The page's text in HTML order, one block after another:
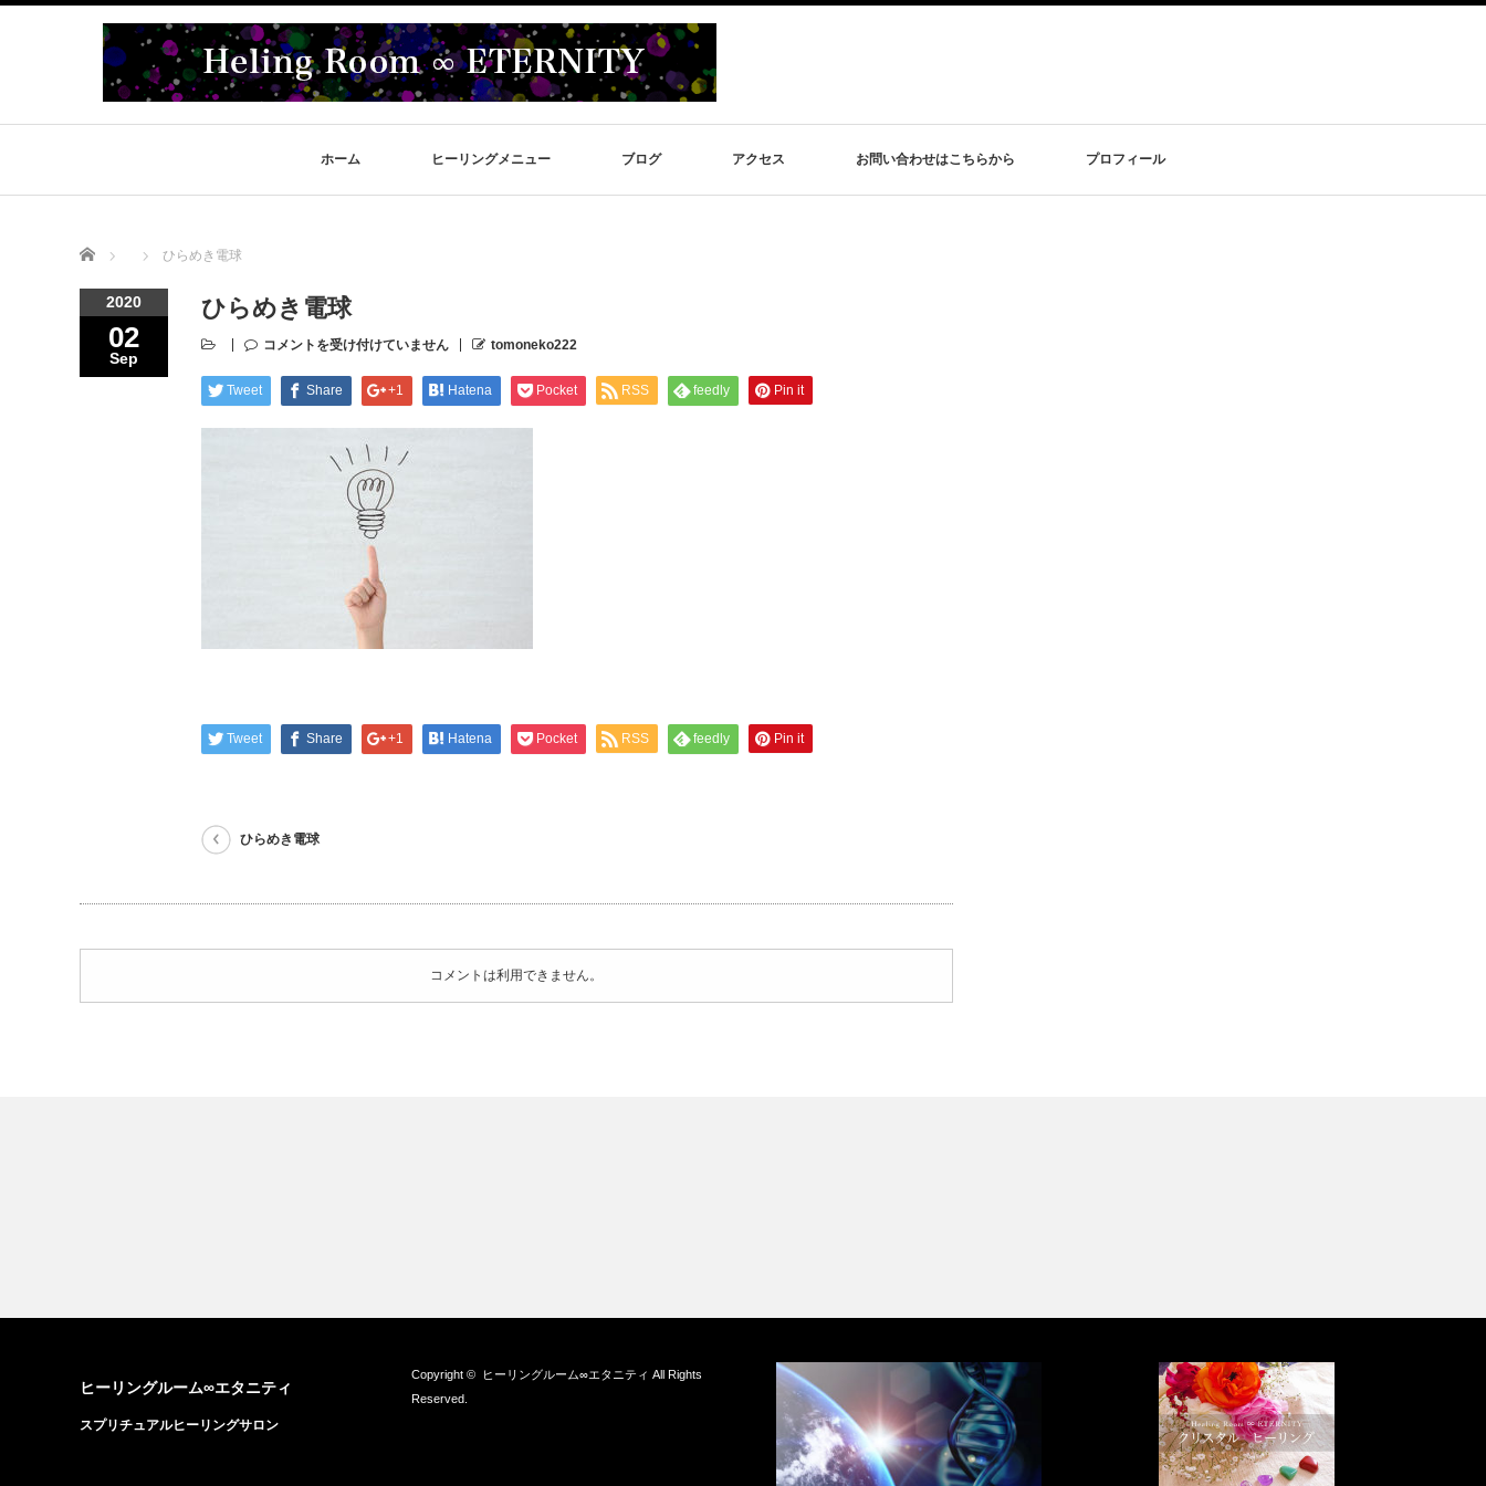
ホーム ヒーリングメニュー ブログ アクセス お問い合わせはこちらから プロフィール
Home ひらめき電球
2020
02
Sep
ひらめき電球
コメントを受け付けていません tomoneko222
Tweet Share +1 Hatena Pocket RSS feedly Pin it
Tweet Share +1 Hatena Pocket RSS feedly Pin it
ひらめき電球
コメントは利用できません。
ヒーリングルーム∞エタニティ
スプリチュアルヒーリングサロン
Copyright © ヒーリングルーム∞エタニティ All Rights
Reserved.